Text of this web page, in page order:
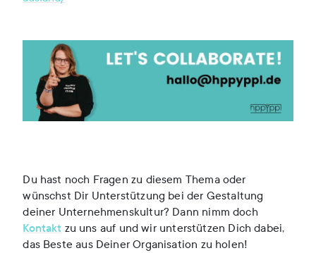
Du hast noch Fragen zu diesem Thema oder
wünschst Dir Unterstützung bei der Gestaltung
deiner Unternehmenskultur? Dann nimm doch
Kontakt zu uns auf und wir unterstützen Dich dabei,
das Beste aus Deiner Organisation zu holen!